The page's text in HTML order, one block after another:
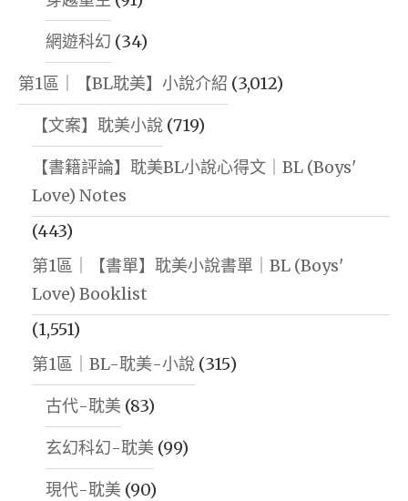
網遊科幻 (34)
第1區｜【BL耽美】小說介紹 (3,012)
【文案】耽美小說 (719)
【書籍評論】耽美BL小說心得文｜BL (Boys'
Love) Notes
(443)
第1區｜【書單】耽美小說書單｜BL (Boys'
Love) Booklist
(1,551)
第1區｜BL-耽美-小說 (315)
古代-耽美 (83)
玄幻科幻-耽美 (99)
現代-耽美 (90)